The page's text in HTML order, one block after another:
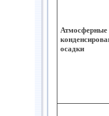
Атмосферные
осадки